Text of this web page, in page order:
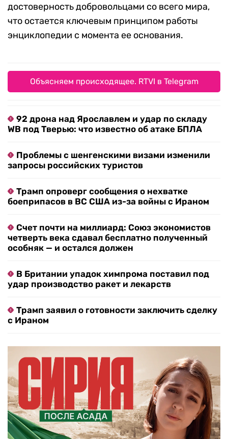
достоверность добровольцами со всего мира,
что остается ключевым принципом работы
энциклопедии с момента ее основания.
Объясняем происходящее. RTVI в Telegram
92 дрона над Ярославлем и удар по складу
WB под Тверью: что известно об атаке БПЛА
Проблемы с шенгенскими визами изменили
запросы российских туристов
Трамп опроверг сообщения о нехватке
боеприпасов в ВС США из-за войны с Ираном
Счет почти на миллиард: Союз экономистов
четверть века сдавал бесплатно полученный
особняк — и остался должен
В Британии упадок химпрома поставил под
удар производство ракет и лекарств
Трамп заявил о готовности заключить сделку
с Ираном